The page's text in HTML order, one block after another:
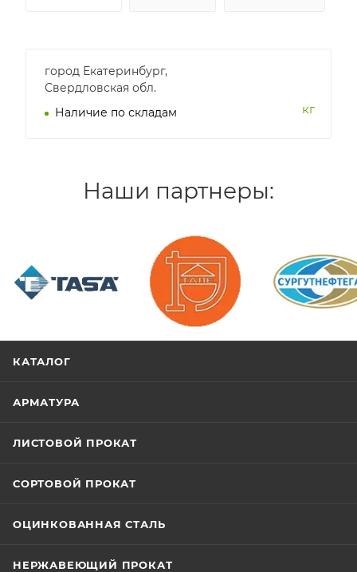
город Екатеринбург,
Свердловская обл.
Наличие по складам
кг
Наши партнеры:
КАТАЛОГ
АРМАТУРА
ЛИСТОВОЙ ПРОКАТ
СОРТОВОЙ ПРОКАТ
ОЦИНКОВАННАЯ СТАЛЬ
НЕРЖАВЕЮЩИЙ ПРОКАТ